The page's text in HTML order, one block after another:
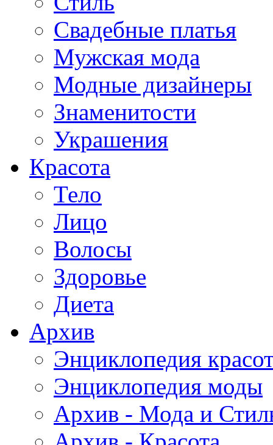
Свадебные платья
Мужская мода
Модные дизайнеры
Знаменитости
Украшения
Красота
Тело
Лицо
Волосы
Здоровье
Диета
Архив
Энциклопедия
Энциклопедия моды
Архив - Мода и